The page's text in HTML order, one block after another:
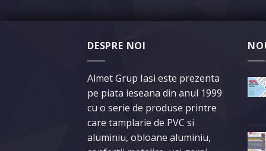
DESPRE NOI
Almet Grup Iasi este prezenta
pe piata ieseana din anul 1999
cu o serie de produse printre
care tamplarie de PVC si
aluminiu, obloane aluminiu,